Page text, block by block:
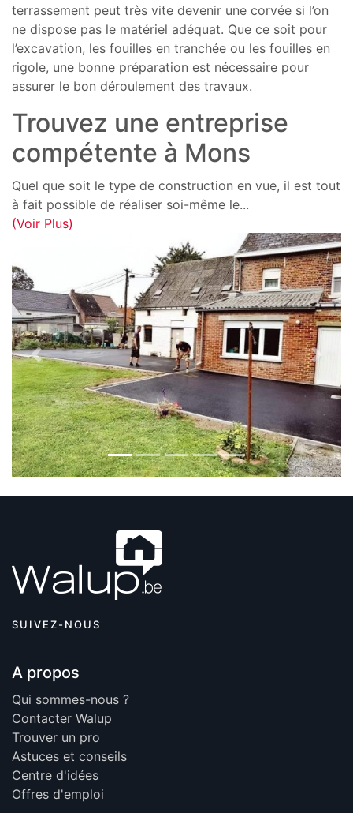
terrassement peut très vite devenir une corvée si l’on
ne dispose pas le matériel adéquat. Que ce soit pour
l’excavation, les fouilles en tranchée ou les fouilles en
rigole, une bonne préparation est nécessaire pour
assurer le bon déroulement des travaux.
Trouvez une entreprise
compétente à Mons
Quel que soit le type de construction en vue, il est tout
à fait possible de réaliser soi-même le...
(Voir Plus)
Previous Next
SUIVEZ-NOUS
A propos
Qui sommes-nous ?
Contacter Walup
Trouver un pro
Astuces et conseils
Centre d'idées
Offres d'emploi